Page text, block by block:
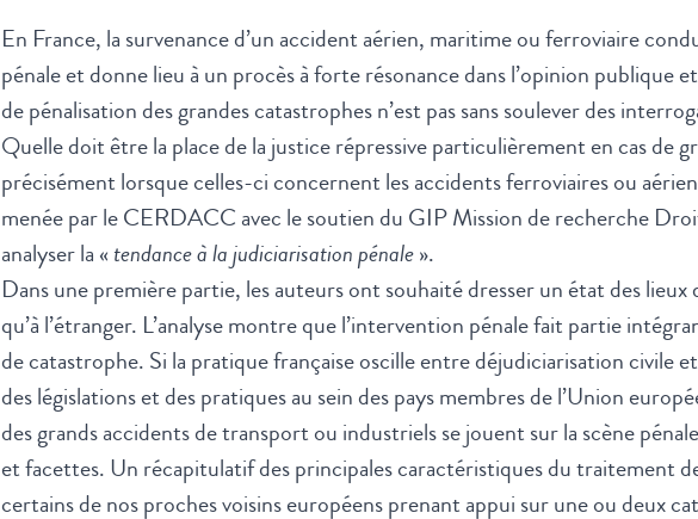
En France, la survenance d’un accident aérien, maritime ou ferroviaire
pénale et donne lieu à un procès à forte résonance dans l’opinion publique
de pénalisation des grandes catastrophes n’est pas sans soulever des
Quelle doit être la place de la justice répressive particulièrement en cas de
précisément lorsque celles-ci concernent les accidents ferroviaires ou
menée par le CERDACC avec le soutien du GIP Mission de recherche
analyser la « tendance à la judiciarisation pénale».
Dans une première partie, les auteurs ont souhaité dresser un état des
qu’à l’étranger. L’analyse montre que l’intervention pénale fait partie
de catastrophe. Si la pratique française oscille entre déjudiciarisation civile
des législations et des pratiques au sein des pays membres de l’Union
des grands accidents de transport ou industriels se jouent sur la scène
et facettes. Un récapitulatif des principales caractéristiques du traitement
certains de nos proches voisins européens prenant appui sur une ou deux